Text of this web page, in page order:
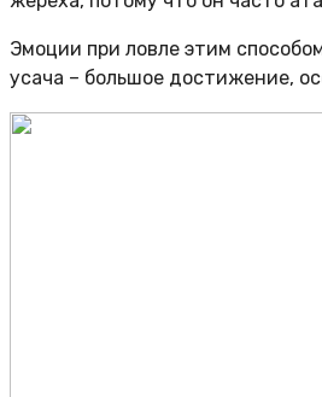
Эмоции при ловле этим
усача – большое достижение,